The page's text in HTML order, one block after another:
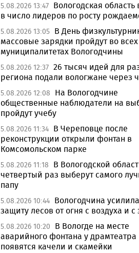
5.08.2026 13:47 Вологодская область
в число лидеров по росту
5.08.2026 13:05 В День
массовые зарядки пройдут во всех
муниципалитетах Вологодчины
5.08.2026 12:37 26 тысяч идей для
региона подали вологжане через
5.08.2026 12:08
На Вологодчине
общественные наблюдатели на
пройдут учебу
5.08.2026 11:34 В Череповце после
реконструкции открыли фонтан в
Комсомольском парке
5.08.2026 11:18
В Вологодской
четвертый раз выберут самого
папу
5.08.2026 10:44 Вологодчина усилила
защиту лесов от огня с воздуха и с
5.08.2026 10:20
В Вологде на месте
аварийного фонтана у драмтеатра
появятся качели и скамейки